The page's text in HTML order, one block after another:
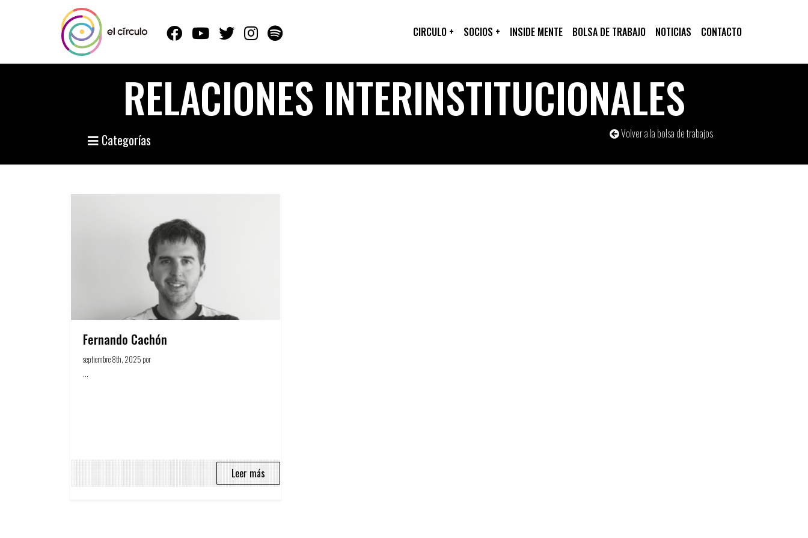
CIRCULO + SOCIOS + INSIDE MENTE BOLSA DE TRABAJO NOTICIAS CONTACTO
RELACIONES INTERINSTITUCIONALES
Categorías Volver a la bolsa de trabajos
Fernando Cachón
septiembre 8th, 2025 por
...
Leer más